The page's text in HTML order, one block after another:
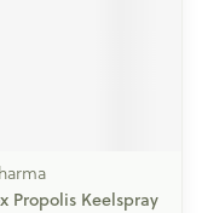
Propolis Keelspray